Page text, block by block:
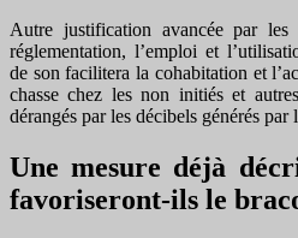
Autre justification avancée par les
réglementation, l’emploi et
de son facilitera la cohabitation et
chasse chez les non initiés et
dérangés par les décibels générés par
Une mesure déjà
favoriseront-ils le